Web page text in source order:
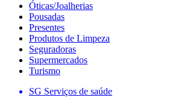
Óticas/Joalherias
Pousadas
Presentes
Produtos de Limpeza
Seguradoras
Supermercados
Turismo
SG Serviços de saúde